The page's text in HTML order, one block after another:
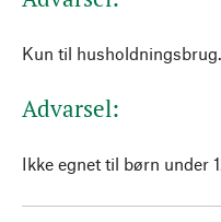
Kun til husholdningsbrug.
Advarsel:
Ikke egnet til børn under